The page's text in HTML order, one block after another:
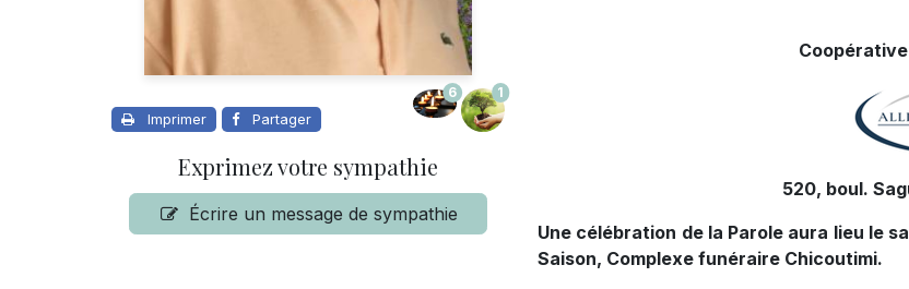
Imprimer Partager
6 1
Exprimez votre sympathie
Écrire un message de sympathie
520, boul.
Une célébration de la Parole aura lieu le
Saison, Complexe funéraire Chicoutimi.